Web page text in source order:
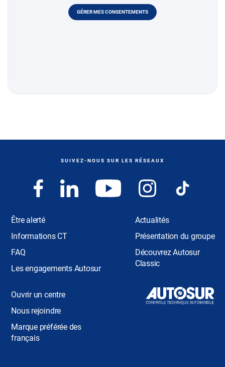
GÉRER MES CONSENTEMENTS
SUIVEZ-NOUS SUR LES RÉSEAUX
Être alerté
Informations CT
FAQ
Les engagements Autosur
Actualités
Présentation du groupe
Découvrez Autosur
Classic
Ouvrir un centre
Nous rejoindre
Marque préférée des
français